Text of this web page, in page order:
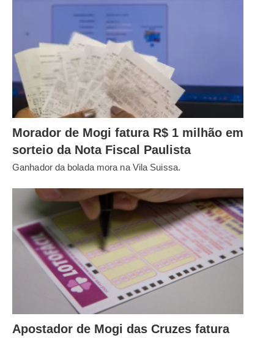
Morador de Mogi fatura R$ 1 milhão em
sorteio da Nota Fiscal Paulista
Ganhador da bolada mora na Vila Suissa.
Apostador de Mogi das Cruzes fatura